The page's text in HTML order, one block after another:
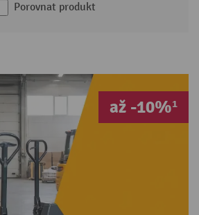
Porovnat produkt
až -10%¹